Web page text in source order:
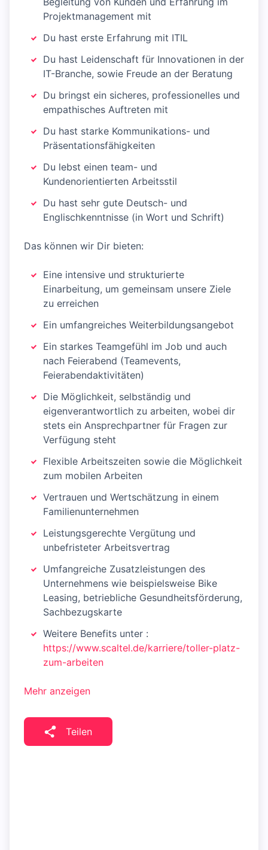
Projektmanagement mit
Du hast erste Erfahrung mit ITIL
Du hast Leidenschaft für Innovationen in der
IT-Branche, sowie Freude an der Beratung
Du bringst ein sicheres, professionelles und
empathisches Auftreten mit
Du hast starke Kommunikations- und
Präsentationsfähigkeiten
Du lebst einen team- und
Kundenorientierten Arbeitsstil
Du hast sehr gute Deutsch- und
Englischkenntnisse (in Wort und Schrift)
Das können wir Dir bieten:
Eine intensive und strukturierte
Einarbeitung, um gemeinsam unsere Ziele
zu erreichen
Ein umfangreiches Weiterbildungsangebot
Ein starkes Teamgefühl im Job und auch
nach Feierabend (Teamevents,
Feierabendaktivitäten)
Die Möglichkeit, selbständig und
eigenverantwortlich zu arbeiten, wobei dir
stets ein Ansprechpartner für Fragen zur
Verfügung steht
Flexible Arbeitszeiten sowie die Möglichkeit
zum mobilen Arbeiten
Vertrauen und Wertschätzung in einem
Familienunternehmen
Leistungsgerechte Vergütung und
unbefristeter Arbeitsvertrag
Umfangreiche Zusatzleistungen des
Unternehmens wie beispielsweise Bike
Leasing, betriebliche Gesundheitsförderung,
Sachbezugskarte
Weitere Benefits unter :
https://www.scaltel.de/karriere/toller-platz-
zum-arbeiten
Mehr anzeigen
Teilen